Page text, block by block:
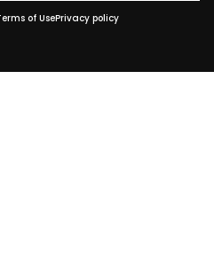
of UsePrivacy policy